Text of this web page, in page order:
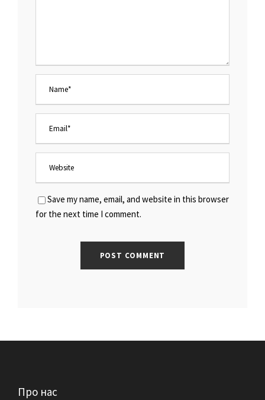
Save my name, email, and website in this browser
for the next time I comment.
Про нас